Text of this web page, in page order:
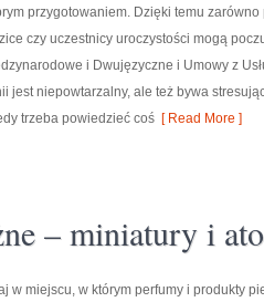
przygotowaniem. Dzięki temu
czy uczestnicy uroczystości mogą
i Dwujęzyczne i Umowy z
jest niepowtarzalny, ale też bywa
trzeba powiedzieć coś [ Read More ]
– miniatury i
w miejscu, w którym perfumy i produkty